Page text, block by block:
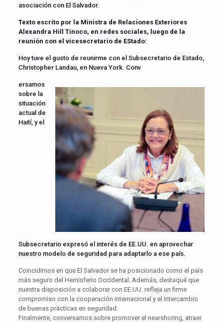
asociación con El Salvador.
Texto escrito por la Ministra de Relaciones Exteriores
Alexandra Hill Tinoco, en redes sociales, luego de la
reunión con el vicesecretario de EStado:
Hoy tuve el gusto de reunirme con el Subsecretario de Estado,
Christopher Landau, en Nueva York. Conv
ersamos
sobre la
situación
actual de
Haití, y el
Subsecretario expresó el interés de EE.UU. en aprovechar
nuestro modelo de seguridad para adaptarlo a ese país.
Coincidimos en que El Salvador se ha posicionado como el país
más seguro del Hemisferio Occidental. Además, destaqué que
nuestra disposición a colaborar con EE.UU. refleja un firme
compromiso con la cooperación internacional y el intercambio
de buenas prácticas en seguridad.
Finalmente, conversamos sobre promover el nearshoring, atraer